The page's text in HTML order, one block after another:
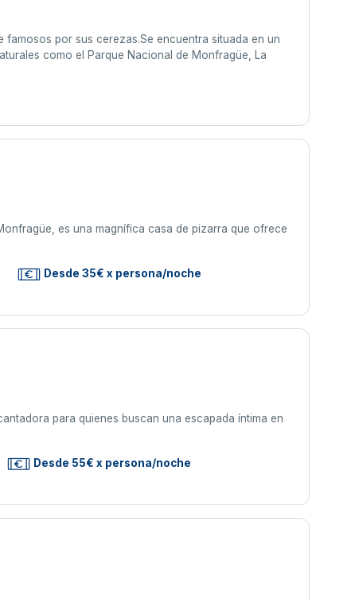
famosos por sus cerezas.Se encuentra situada en un
como el Parque Nacional de Monfragüe, La
es una magnífica casa de pizarra que ofrece
Desde 35€ x persona/noche
para quienes buscan una escapada íntima en
Desde 55€ x persona/noche